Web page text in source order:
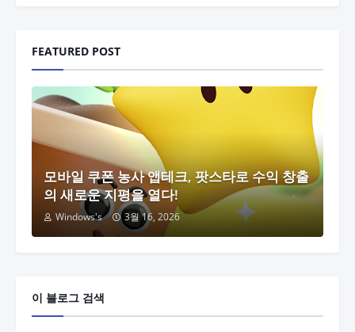
FEATURED POST
모바일 쿠폰 농사 앱테크, 팟스타로 수익 창출
의 새로운 지평을 열다!
Windows's 3월 16, 2026
이 블로그 검색